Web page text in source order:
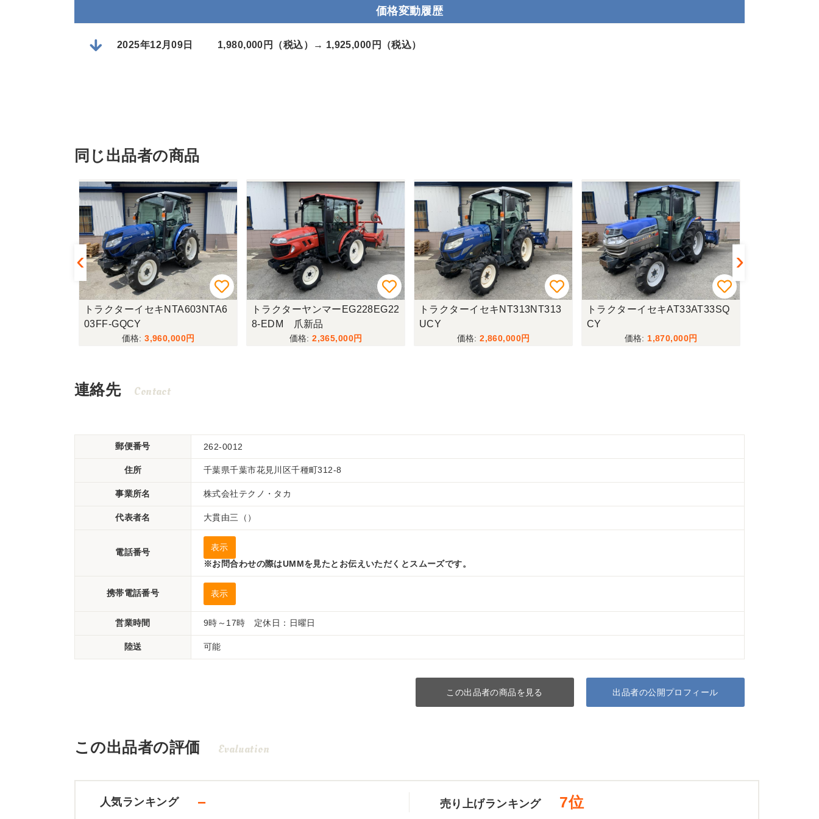
価格変動履歴
2025年12月09日 1,980,000円（税込）→ 1,925,000円（税込）
同じ出品者の商品
トラクターイセキNTA603NTA6
03FF-GQCY
3,960,000
トラクターヤンマーEG228EG22
8-EDM 爪新品
2,365,000
トラクターイセキNT313NT313
UCY
2,860,000
トラクターイセキAT33AT33SQ
CY
1,870,000
連絡先 Contact
郵便番号 262-0012
住所 千葉県千葉市花見川区千種町312-8
事業所名 株式会社テクノ・タカ
代表者名 大貫由三（）
電話番号
表示
※お問合わせの際はUMMを見たとお伝えいただくとスムーズです。
携帯電話番号 表示
営業時間 9時～17時 定休日：日曜日
陸送 可能
この出品者の商品を見る 出品者の公開プロフィール
この出品者の評価 Evaluation
人気ランキング － 売り上げランキング 7位